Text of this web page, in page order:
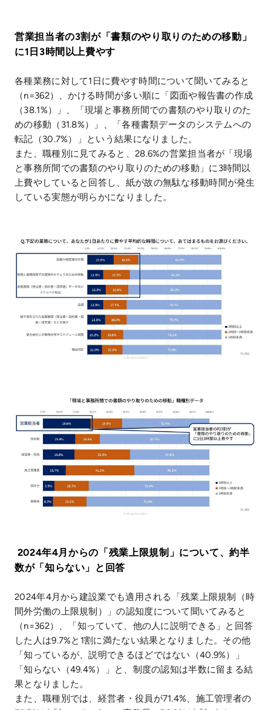
営業担当者の3割が「書類のやり取りのための移動」
に1日3時間以上費やす
各種業務に対して1日に費やす時間について聞いてみると
（n=362）、かける時間が多い順に「図面や報告書の作成
（38.1%）」、「現場と事務所間での書類のやり取りのた
めの移動（31.8%）」、「各種書類データのシステムへの
転記（30.7%）」という結果になりました。
また、職種別に見てみると、28.6%の営業担当者が「現場
と事務所間での書類のやり取りのための移動」に3時間以
上費やしていると回答し、紙が故の無駄な移動時間が発生
している実態が明らかになりました。
2024年4月からの「残業上限規制」について、約半
数が「知らない」と回答
2024年4月から建設業でも適用される「残業上限規制（時
間外労働の上限規制）」の認知度について聞いてみると
（n=362）、「知っていて、他の人に説明できる」と回答
した人は9.7%と1割に満たない結果となりました。その他
「知っているが、説明できるほどではない（40.9%）」
「知らない（49.4%）」と、制度の認知は半数に留まる結
果となりました。
また、職種別では、経営者・役員が71.4%、施工管理者の